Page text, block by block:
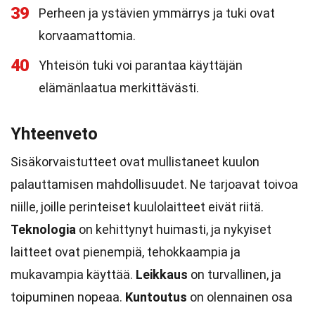
39
Perheen ja ystävien ymmärrys ja tuki ovat
korvaamattomia.
40
Yhteisön tuki voi parantaa käyttäjän
elämänlaatua merkittävästi.
Yhteenveto
Sisäkorvaistutteet ovat mullistaneet kuulon
palauttamisen mahdollisuudet. Ne tarjoavat toivoa
niille, joille perinteiset kuulolaitteet eivät riitä.
Teknologia on kehittynyt huimasti, ja nykyiset
laitteet ovat pienempiä, tehokkaampia ja
mukavampia käyttää. Leikkaus on turvallinen, ja
toipuminen nopeaa. Kuntoutus on olennainen osa